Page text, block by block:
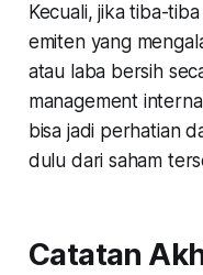
Kecuali, jika tiba-
emiten yang
atau laba bersih
management
bisa jadi perhatian
dulu dari saham
Catatan